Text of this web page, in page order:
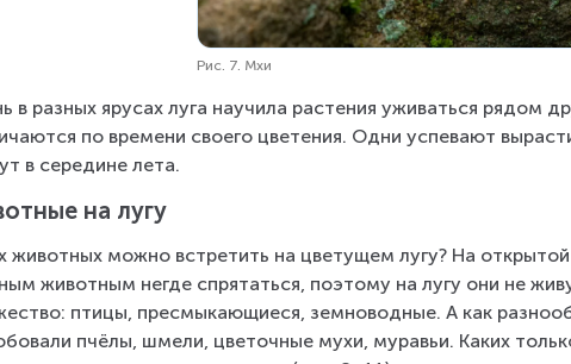
Рис. 7. Мхи
в разных ярусах луга научила растения уживаться рядом
по времени своего цветения. Одни успевают
в середине лета.
на лугу
животных можно встретить на цветущем лугу? На
животным негде спрятаться, поэтому на лугу они не
птицы, пресмыкающиеся, земноводные. А как
пчёлы, шмели, цветочные мухи, муравьи. Каких